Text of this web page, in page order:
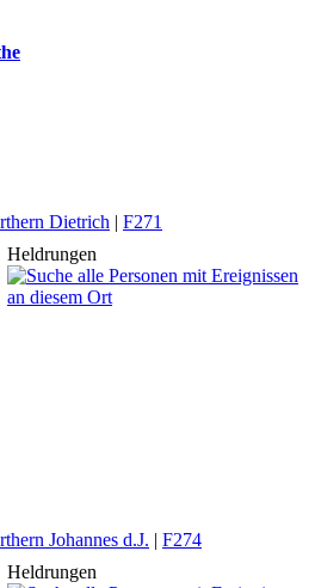
Dietrich | F271
Heldrungen
Johannes d.J. | F274
Heldrungen